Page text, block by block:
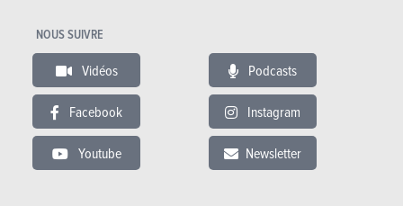
NOUS SUIVRE
Vidéos Podcasts
Facebook Instagram
Youtube Newsletter
Actualités
Occasions & Stock
Essais auto
©2026 Produpress SA | A propos de
ProduPress |Vie privée|Conditions
S'inscrire au site
S'abonner au magazine
Contact